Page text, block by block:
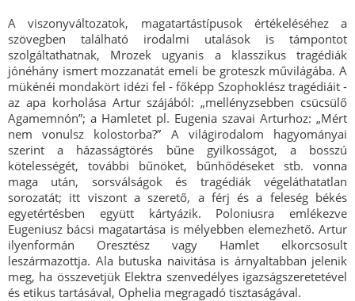
A viszonyváltozatok, magatartástípusok értékeléséhez a
szövegben található irodalmi utalások is támpontot
szolgáltathatnak, Mrozek ugyanis a klasszikus tragédiák
jónéhány ismert mozzanatát emeli be groteszk művilágába. A
mükénéi mondakört idézi fel - főképp Szophoklész tragédiáit -
az apa korholása Artur szájából: „mellényzsebben csücsülő
Agamemnón”; a Hamletet pl. Eugenia szavai Arturhoz: „Mért
nem vonulsz kolostorba?” A világirodalom hagyományai
szerint a házasságtörés bűne gyilkosságot, a bosszú
kötelességét, további bűnöket, bűnhődéseket stb. vonna
maga után, sorsválságok és tragédiák végeláthatatlan
sorozatát; itt viszont a szerető, a férj és a feleség békés
egyetértésben együtt kártyázik. Poloniusra emlékezve
Eugeniusz bácsi magatartása is mélyebben elemezhető. Artur
ilyenformán Oresztész vagy Hamlet elkorcsosult
leszármazottja. Ala butuska naivitása is árnyaltabban jelenik
meg, ha összevetjük Elektra szenvedélyes igazságszeretetével
és etikus tartásával, Ophelia megragadó tisztaságával.